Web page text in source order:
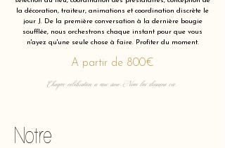
la décoration, traiteur, animations et coordination discrète le
jour J. De la première conversation à la dernière bougie
soufflée, nous orchestrons chaque instant pour que vous
n'ayez qu'une seule chose à faire. Profiter du moment.
A partir de 800€
Chaque célébration a une âme. Nous lui donnons vie.
Notre